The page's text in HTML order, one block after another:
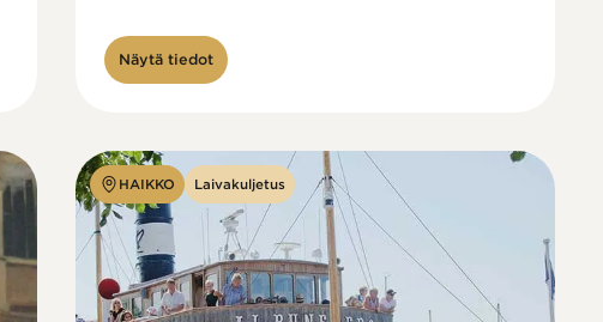
Näytä tiedot
HAIKKO Laivakuljetus